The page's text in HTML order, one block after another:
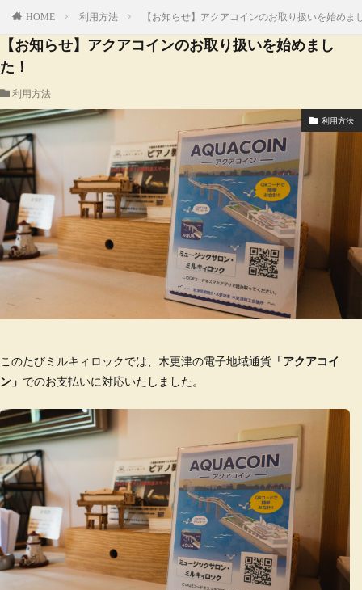
HOME 利用方法 【お知らせ】アクアコインのお取り扱いを始めま
【お知らせ】アクアコインのお取り扱いを始めまし
た！
利用方法
利用方法
このたびミルキィロックでは、木更津の電子地域通貨 「アクアコイ
ン」 でのお支払いに対応いたしました。